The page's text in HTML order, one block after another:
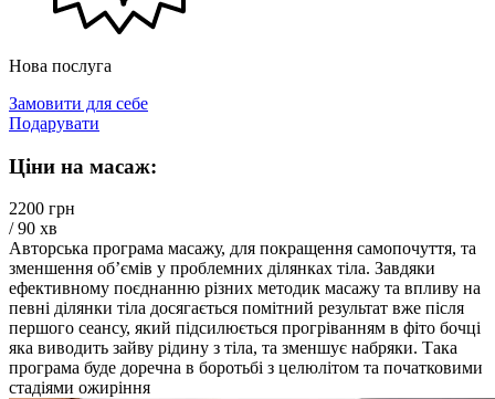
Нова послуга
Замовити для себе
Подарувати
Ціни на масаж:
2200 грн
/ 90 хв
Авторська програма масажу, для покращення самопочуття, та
зменшення об’ємів у проблемних ділянках тіла. Завдяки
ефективному поєднанню різних методик масажу та впливу на
певні ділянки тіла досягається помітний результат вже після
першого сеансу, який підсилюється прогріванням в фіто бочці
яка виводить зайву рідину з тіла, та зменшує набряки. Така
програма буде доречна в боротьбі з целюлітом та початковими
стадіями ожиріння